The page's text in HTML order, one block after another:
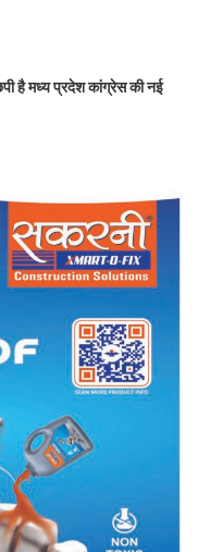
है मध्य प्रदेश कांग्रेस की नई